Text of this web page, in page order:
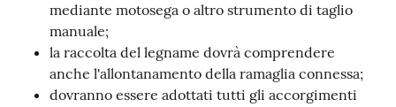
mediante motosega o altro strumento di taglio
manuale;
la raccolta del legname dovrà comprendere
anche l'allontanamento della ramaglia connessa;
dovranno essere adottati tutti gli accorgimenti